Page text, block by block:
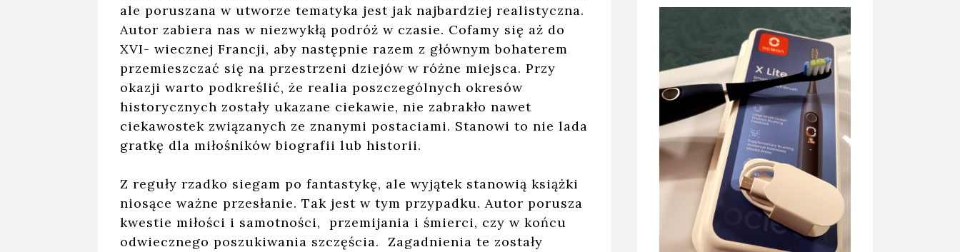
ale poruszana w utworze tematyka jest jak najbardziej realistyczna.
Autor zabiera nas w niezwykłą podróż w czasie. Cofamy się aż do
XVI- wiecznej Francji, aby następnie razem z głównym bohaterem
przemieszczać się na przestrzeni dziejów w różne miejsca. Przy
okazji warto podkreślić, że realia poszczególnych okresów
historycznych zostały ukazane ciekawie, nie zabrakło nawet
ciekawostek związanych ze znanymi postaciami. Stanowi to nie lada
gratkę dla miłośników biografii lub historii.
Z reguły rzadko siegam po fantastykę, ale wyjątek stanowią książki
niosące ważne przesłanie. Tak jest w tym przypadku. Autor porusza
kwestie miłości i samotności, przemijania i śmierci, czy w końcu
odwiecznego poszukiwania szczęścia. Zagadnienia te zostały